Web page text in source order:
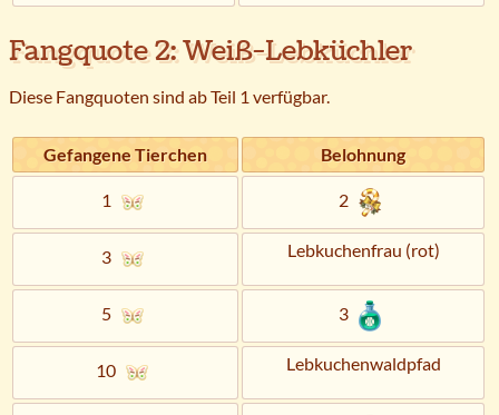
Fangquote 2: Weiß-Lebküchler
Diese Fangquoten sind ab Teil 1 verfügbar.
Gefangene Tierchen Belohnung
1 2
3 Lebkuchenfrau (rot)
5 3
10 Lebkuchenwaldpfad